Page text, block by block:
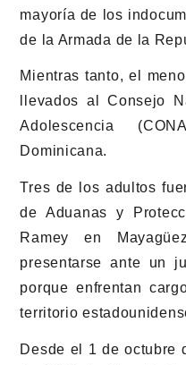
mayoría de los
de la Armada de la
Mientras tanto, el
llevados al Consejo
Adolescencia
Dominicana.
Tres de los adultos
de Aduanas y
Ramey en
presentarse ante un
porque enfrentan
territorio
Desde el 1 de octubre